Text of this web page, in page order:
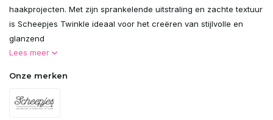
haakprojecten. Met zijn sprankelende uitstraling en zachte textuur
is Scheepjes Twinkle ideaal voor het creëren van stijlvolle en
glanzend
Lees meer
Onze merken